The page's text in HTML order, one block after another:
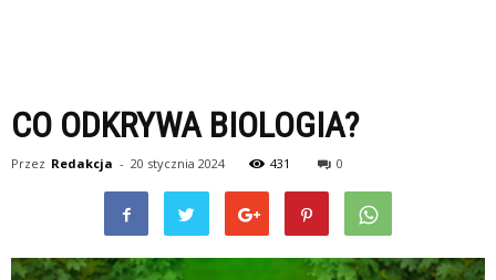
CO ODKRYWA BIOLOGIA?
Przez Redakcja - 20 stycznia 2024 431 0